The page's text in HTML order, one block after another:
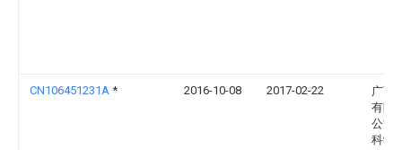
CN106451231A * 2016-10-08 2017-02-22
广西
有限
公司
科学